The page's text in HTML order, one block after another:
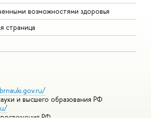
возможностями здоровья
страница
и высшего образования РФ